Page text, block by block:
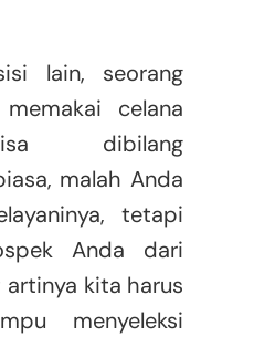
lain, seorang
celana
dibilang
malah Anda
tetapi
Anda dari
kita harus
menyeleksi